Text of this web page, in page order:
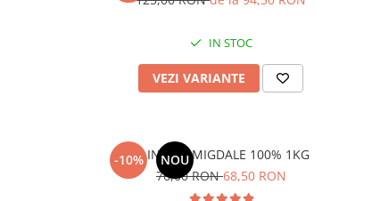
IN STOC
VEZI VARIANTE
-10% NOU
FAINA DE MIGDALE 100% 1KG
76,00 RON68,50 RON